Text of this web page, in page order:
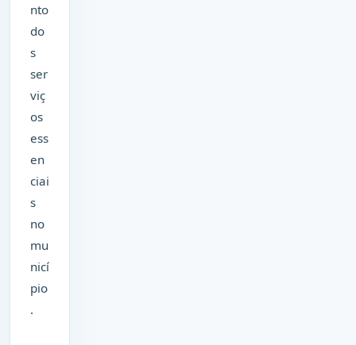
nto
do
s
ser
viç
os
ess
en
ciai
s
no
mu
nicí
pio
.